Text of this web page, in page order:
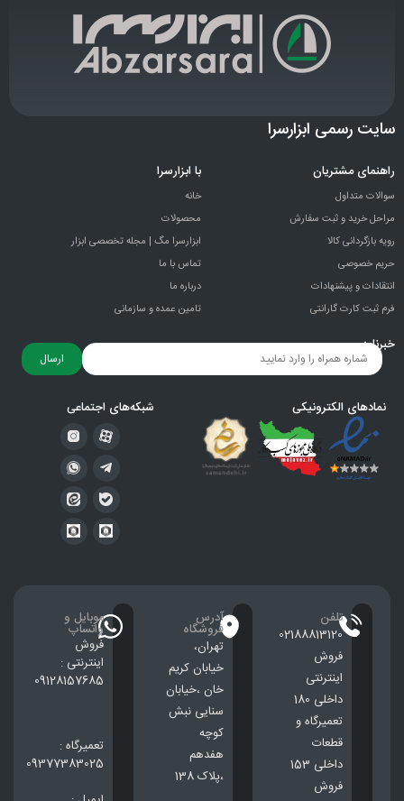
سایت رسمی ابزارسرا
راهنمای مشتریان
سوالات متداول
مراحل خرید و ثبت سفارش
رویه بازگردانی کالا
حریم خصوصی
انتقادات و پيشنهادات
فرم ثبت کارت گارانتی
با ابزارسرا
خانه
محصولات
ابزارسرا مگ | مجله تخصصی ابزار
تماس با ما
درباره ما
تامین عمده و سازمانی
خبرنامه
ارسال
نمادهای الکترونیکی شبکه‌های اجتماعی
تلفن
02188813120
فروش
اینترنتی
داخلی 180
تعمیرگاه و
قطعات
داخلی 153
فروش
آدرس
فروشگاه
تهران،
خيابان كريم
خان ،خيابان
سنایی نبش
کوچه
هفدهم
،پلاک 138
موبایل و
واتساپ
فروش
اینترنتی :
09128157685
تعمیرگاه :
09377383025